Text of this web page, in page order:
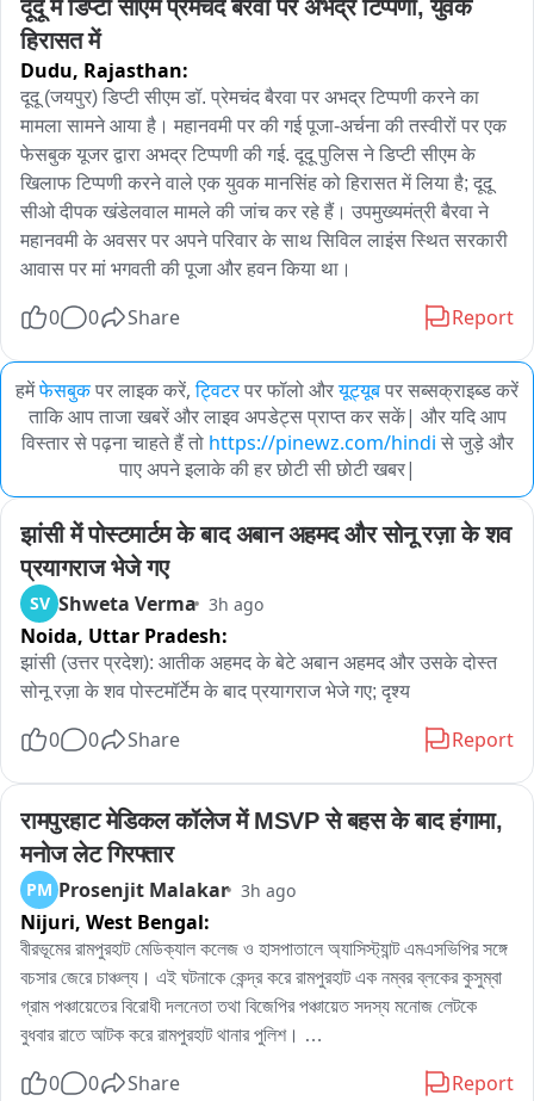
दूदू में डिप्टी सीएम प्रेमचंद बैरवा पर अभद्र टिप्पणी, युवक
हिरासत में
Dudu, Rajasthan:
दूदू (जयपुर) डिप्टी सीएम डॉ. प्रेमचंद बैरवा पर अभद्र टिप्पणी करने का
मामला सामने आया है। महानवमी पर की गई पूजा-अर्चना की तस्वीरों पर एक
फेसबुक यूजर द्वारा अभद्र टिप्पणी की गई. दूदू पुलिस ने डिप्टी सीएम के
खिलाफ टिप्पणी करने वाले एक युवक मानसिंह को हिरासत में लिया है; दूदू
सीओ दीपक खंडेलवाल मामले की जांच कर रहे हैं। उपमुख्यमंत्री बैरवा ने
महानवमी के अवसर पर अपने परिवार के साथ सिविल लाइंस स्थित सरकारी
आवास पर मां भगवती की पूजा और हवन किया था।
0 0 Share Report
हमेंफेसबुकपर लाइक करें, ट्विटरपर फॉलो औरयूट्यूबपर सब्सक्राइब्ड करें
ताकि आप ताजा खबरें और लाइव अपडेट्स प्राप्त कर सकें| और यदि आप
विस्तार से पढ़ना चाहते हैं तो https://pinewz.com/hindi से जुड़े और
पाए अपने इलाके की हर छोटी सी छोटी खबर|
झांसी में पोस्टमार्टम के बाद अबान अहमद और सोनू रज़ा के शव
प्रयागराज भेजे गए
SV Shweta Verma 3h ago
Noida, Uttar Pradesh:
झांसी (उत्तर प्रदेश): आतीक अहमद के बेटे अबान अहमद और उसके दोस्त
सोनू रज़ा के शव पोस्टमॉर्टेम के बाद प्रयागराज भेजे गए; दृश्य
0 0 Share Report
रामपुरहाट मेडिकल कॉलेज में MSVP से बहस के बाद हंगामा,
मनोज लेट गिरफ्तार
PM Prosenjit Malakar 3h ago
Nijuri, West Bengal:
বীরভূমের রামপুরহাট মেডিক্যাল কলেজ ও হাসপাতালে অ্যাসিস্ট্যান্ট এমএসভিপির সঙ্গে
বচসার জেরে চাঞ্চল্য। এই ঘটনাকে কেন্দ্র করে রামপুরহাট এক নম্বর ব্লকের কুসুম্বা
গ্রাম পঞ্চায়েতের বিরোধী দলনেতা তথা বিজেপির পঞ্চায়েত সদস্য মনোজ লেটকে
বুধবার রাতে আটক করে রামপুরহাট থানার পুলিশ।
বিজেপির একাধিক নেতৃত্ব ও কর্মীরা। তাঁরা মনোজ লেটকে কোন অভিযোগে আটক
0 0 Share Report